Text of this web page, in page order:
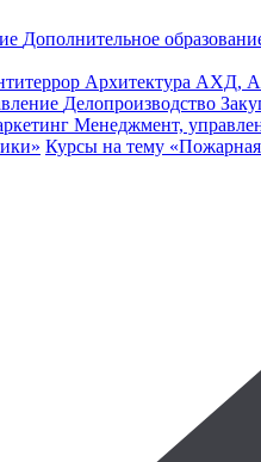
Дополнительное
Архитектура АХД,
Делопроизводство
Менеджмент,
Курсы на тему «Пожарная